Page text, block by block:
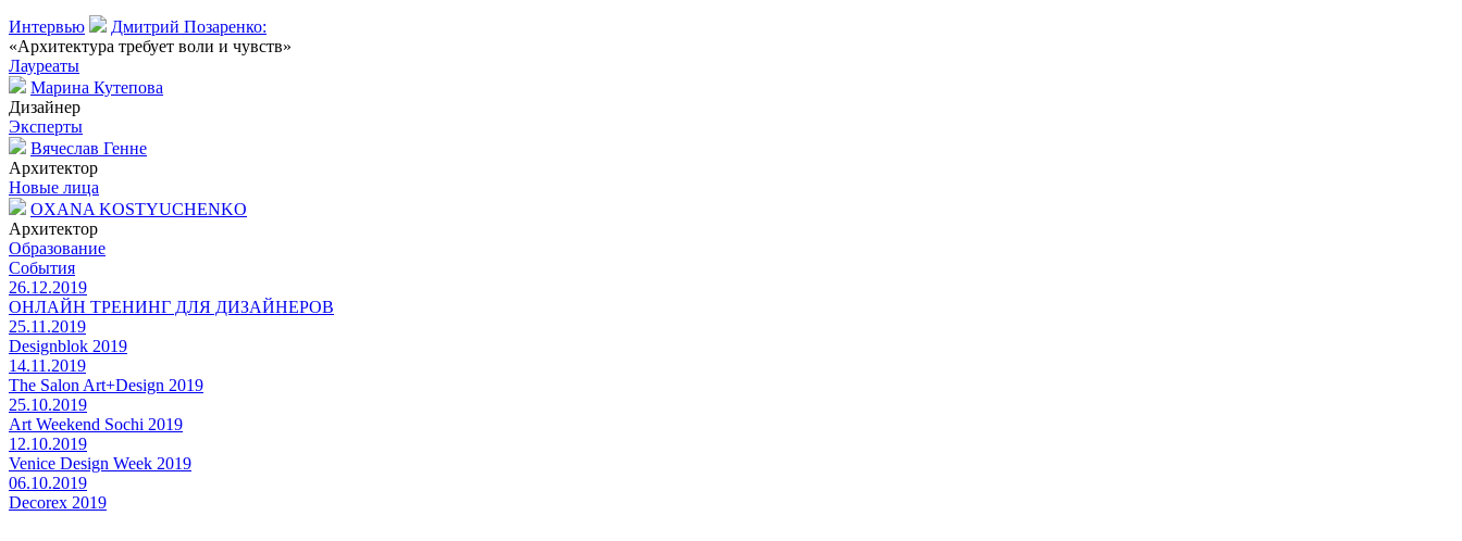
Интервью
Дмитрий Позаренко:
«Архитектура требует воли и чувств»
Лауреаты
Марина Кутепова
Дизайнер
Эксперты
Вячеслав Генне
Архитектор
Новые лица
OXANA KOSTYUCHENKO
Архитектор
Образование
События
26.12.2019
ОНЛАЙН ТРЕНИНГ ДЛЯ ДИЗАЙНЕРОВ
25.11.2019
Designblok 2019
14.11.2019
The Salon Art+Design 2019
25.10.2019
Art Weekend Sochi 2019
12.10.2019
Venice Design Week 2019
06.10.2019
Decorex 2019